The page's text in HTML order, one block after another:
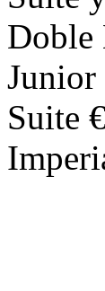
Doble
Junior
Suite